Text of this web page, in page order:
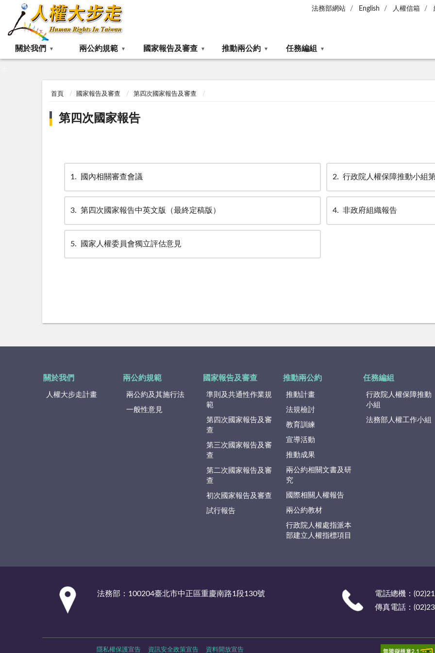
法務部網站 English 人權信箱
關於我們 兩公約規範 國家報告及審查 推動兩公約 任務編組
首頁 國家報告及審查 第四次國家報告及審查
第四次國家報告
1 國內相關審查會議 2 行政院人權保障推動小組第49次
3 第四次國家報告中英文版（最終定稿版） 4 非政府組織報告
5 國家人權委員會獨立評估意見
關於我們
人權大步走計畫
兩公約規範
兩公約及其施行法
一般性意見
國家報告及審查
準則及共通性作業規
範
第四次國家報告及審
查
第三次國家報告及審
查
第二次國家報告及審
查
初次國家報告及審查
試行報告
推動兩公約
推動計畫
法規檢討
教育訓練
宣導活動
推動成果
兩公約相關文書及研
究
國際相關人權報告
兩公約教材
行政院人權處指派本
部建立人權指標項目
任務編組
行政院人權保障推動
小組
法務部人權工作小組
法務部：100204臺北市中正區重慶南路1段130號
電話總機：
傳真電話：
隱私權保護宣告 資訊安全政策宣告 資料開放宣告